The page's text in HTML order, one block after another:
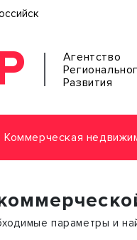
Агентство
Развития
Коммерческая
параметры и